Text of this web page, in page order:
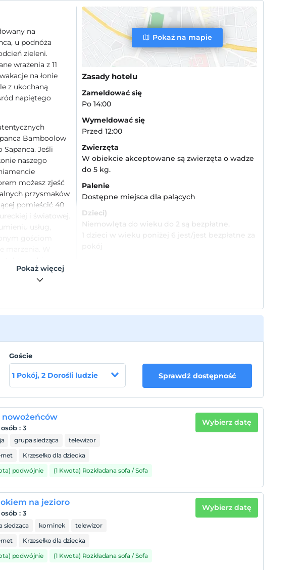
na
u podnóża
zieleni.
wrażenia z 11
na łonie
z ukochaną
napiętego
Bamboolow
Jeśli
naszego
możesz zjeść
przysmaków
pomieścić 40
i światowej.
usług,
się 2
w swoich
Pokaż na mapie
Zasady hotelu
Zameldować się
Po 14:00
Wymeldować się
Przed 12:00
Zwierzęta
W obiekcie akceptowane są zwierzęta o wadze
do 5 kg.
Palenie
Dostępne miejsca dla palących
Dzieci)
Niemowlęta do wieku do 2 są bezpłatne.
1 dzieci w wieku poniżej 6 jest/jest bezpłatne za
Pokaż więcej
Goście
1 Pokój, 2 Dorośli ludzie Sprawdź dostępność
:3
grupa siedząca
telewizor
Krzesełko dla dziecka
podwójnie (1 Kwota) Rozkładana sofa / Sofa
Wybierz datę
na jezioro
:3
siedząca kominek
telewizor
Krzesełko dla dziecka
podwójnie (1 Kwota) Rozkładana sofa / Sofa
Wybierz datę